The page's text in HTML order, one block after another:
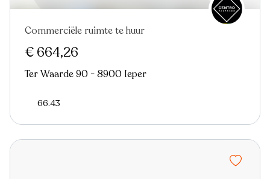
Commerciële ruimte te huur
€ 664,26
Ter Waarde 90 - 8900 Ieper
66.43